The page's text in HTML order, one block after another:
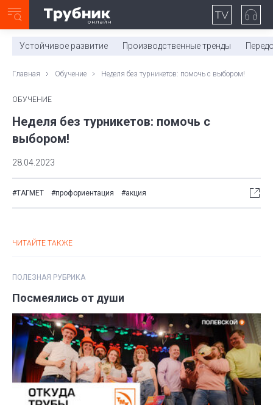
0:00/ 11:03
Устойчивое развитие Производственные тренды
Главная Обучение Неделя без турникетов: помочь с выбором!
ОБУЧЕНИЕ
Неделя без турникетов: помочь с
выбором!
28.04.2023
#ТАГМЕТ #профориентация #акция
ЧИТАЙТЕ ТАКЖЕ
ПОЛЕЗНАЯ РУБРИКА
Посмеялись от души